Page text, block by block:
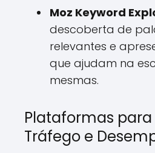
Moz Keyword
descoberta de
relevantes e
que ajudam na
mesmas.
Plataformas para
Tráfego e